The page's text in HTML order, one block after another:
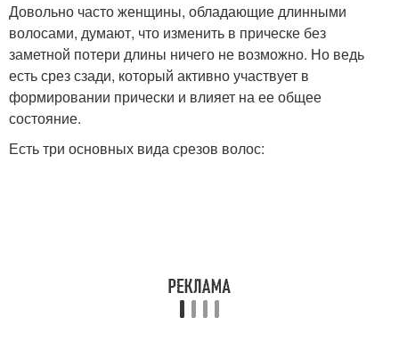
Довольно часто женщины, обладающие длинными
волосами, думают, что изменить в прическе без
заметной потери длины ничего не возможно. Но ведь
есть срез сзади, который активно участвует в
формировании прически и влияет на ее общее
состояние.
Есть три основных вида срезов волос: